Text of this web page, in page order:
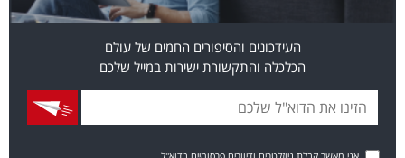
העידכונים והסיפורים החמים של עולם
הכלכלה והתקשורת ישירות במייל שלכם